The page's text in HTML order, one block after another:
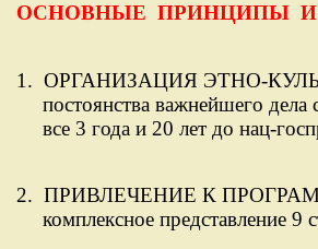
ОСНОВНЫЕ ПРИНЦИПЫ И
1. ОРГАНИЗАЦИЯ ЭТНО-
постоянства важнейшего
все 3 года и 20 лет до нац-
2. ПРИВЛЕЧЕНИЕ К
комплексное представление